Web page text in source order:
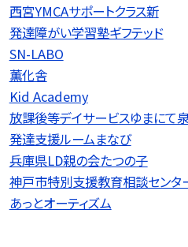
西宮YMCAサポートクラス新
発達障がい学習塾ギフテッド
SN-LABO
薫化舎
Kid Academy
放課後等デイサービスゆまにて
発達支援ルームまなび
兵庫県LD親の会たつの子
神戸市特別支援教育相談センタ
あっとオーティズム